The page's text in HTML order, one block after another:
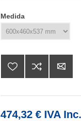
Medida
474,32 € IVA Inc.